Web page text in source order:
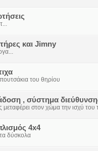
και Jimny
του θηρίου
, σύστημα
στον χώμα την ισχύ του
4x4
τα δύσκολα